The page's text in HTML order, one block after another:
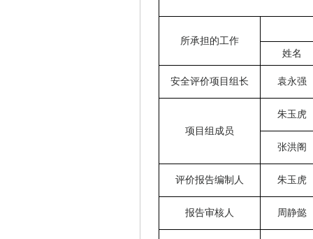
所承担的工作
姓名
安全评价项目组长 袁永强
项目组成员
朱玉虎
张洪阁
评价报告编制人 朱玉虎
报告审核人 周静懿